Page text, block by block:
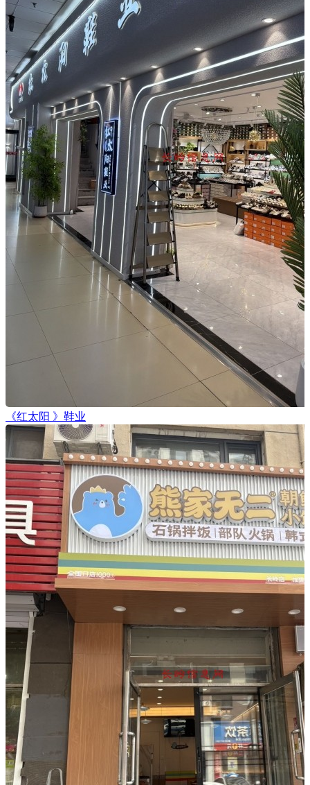
《红太阳 》鞋业